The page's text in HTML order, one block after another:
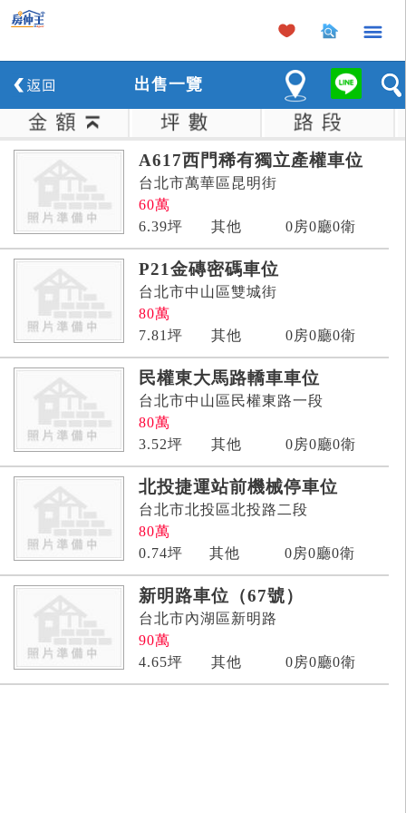
×
出售一覽
A617西門稀有獨立產權車位
台北市萬華區昆明街
60萬
6.39坪 其他 0房0廳0衛
P21金磚密碼車位
台北市中山區雙城街
80萬
7.81 坪 其他 0房0廳0衛
民權東大馬路轎車車位
台北市中山區民權東路一段
80萬
3.52坪 其他 0房0廳0衛
北投捷運站前機械停車位
台北市北投區北投路二段
80萬
0.74坪 其他 0房0廳0衛
新明路車位（67號）
台北市內湖區新明路
90萬
4.65坪 其他 0房0廳0衛